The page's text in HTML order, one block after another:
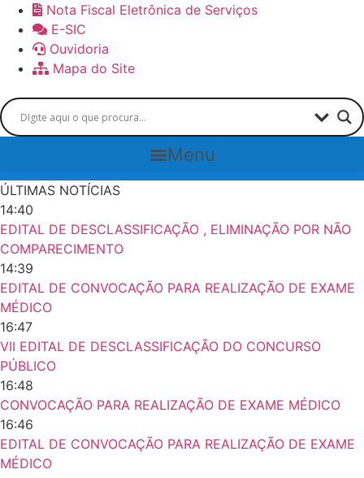
Skip
content
Nota Fiscal Eletrônica de Serviços
E-SIC
Ouvidoria
Mapa do Site
Menu
ÚLTIMAS NOTÍCIAS
14:40
EDITAL DE DESCLASSIFICAÇÃO , ELIMINAÇÃO POR NÃO
COMPARECIMENTO
14:39
EDITAL DE CONVOCAÇÃO PARA REALIZAÇÃO DE EXAME
MÉDICO
16:47
VII EDITAL DE DESCLASSIFICAÇÃO DO CONCURSO
PÚBLICO
16:48
CONVOCAÇÃO PARA REALIZAÇÃO DE EXAME MÉDICO
16:46
EDITAL DE CONVOCAÇÃO PARA REALIZAÇÃO DE EXAME
MÉDICO